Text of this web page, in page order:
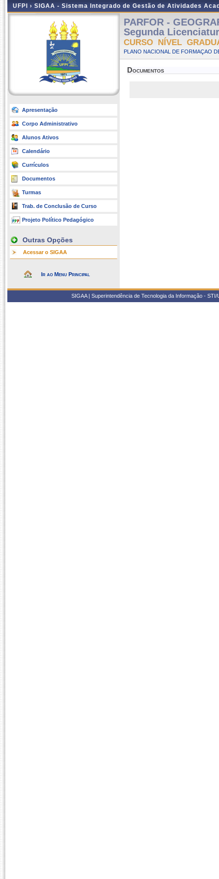
UFPI › SIGAA - Sistema Integrado de Gestão de Atividades
Apresentação
Corpo Administrativo
Alunos Ativos
Calendário
Currículos
Documentos
Turmas
Trab. de Conclusão de Curso
Projeto Político Pedagógico
Outras Opções
Acessar o SIGAA
Ir ao Menu Principal
PARFOR -
Segunda
CURSO NÍVEL
PLANO NACIONAL DE FORMAÇAO
Documentos
SIGAA | Superintendência de Tecnologia da Informação -